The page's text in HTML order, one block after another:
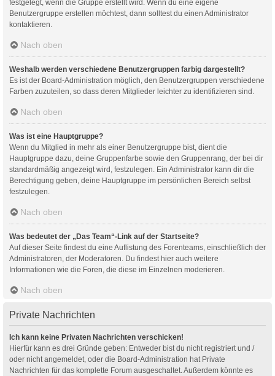
festgelegt, wenn die Gruppe erstellt wird. Wenn du eine eigene
Benutzergruppe erstellen möchtest, dann solltest du einen Administrator
kontaktieren.
Nach oben
Weshalb werden verschiedene Benutzergruppen farbig dargestellt?
Es ist der Board-Administration möglich, den Benutzergruppen verschiedene
Farben zuzuteilen, so dass deren Mitglieder leichter zu identifizieren sind.
Nach oben
Was ist eine Hauptgruppe?
Wenn du Mitglied in mehr als einer Benutzergruppe bist, dient die
Hauptgruppe dazu, deine Gruppenfarbe sowie den Gruppenrang, der bei dir
standardmäßig angezeigt wird, festzulegen. Ein Administrator kann dir die
Berechtigung geben, deine Hauptgruppe im persönlichen Bereich selbst
festzulegen.
Nach oben
Was bedeutet der „Das Team“-Link auf der Startseite?
Auf dieser Seite findest du eine Auflistung des Forenteams, einschließlich der
Administratoren, der Moderatoren. Du findest hier auch weitere
Informationen wie die Foren, die diese im Einzelnen moderieren.
Nach oben
Private Nachrichten
Ich kann keine Privaten Nachrichten verschicken!
Hierfür kann es drei Gründe geben: Entweder bist du nicht registriert und /
oder nicht angemeldet, oder die Board-Administration hat Private
Nachrichten für das komplette Forum ausgeschaltet. Außerdem könnte es